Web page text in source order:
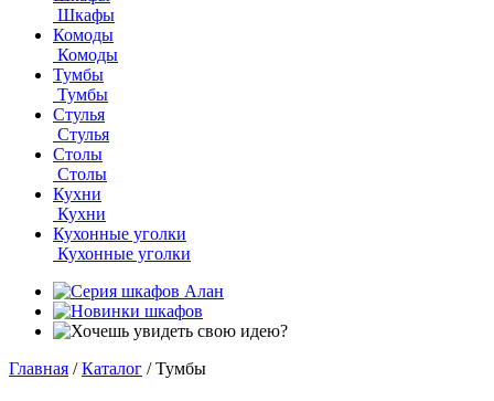
Шкафы
Комоды
Комоды
Тумбы
Тумбы
Стулья
Стулья
Столы
Столы
Кухни
Кухни
Кухонные уголки
Кухонные уголки
Главная / Каталог / Тумбы